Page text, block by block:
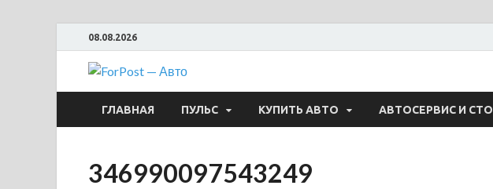
08.08.2026
ForPost — Авто
ГЛАВНАЯ ПУЛЬС КУПИТЬ АВТО АВТОСЕРВИС И СТО
346990097543249